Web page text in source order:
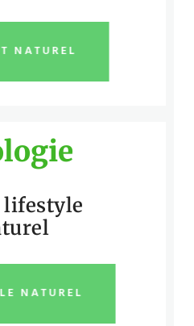
NATUREL
lifestyle
NATUREL